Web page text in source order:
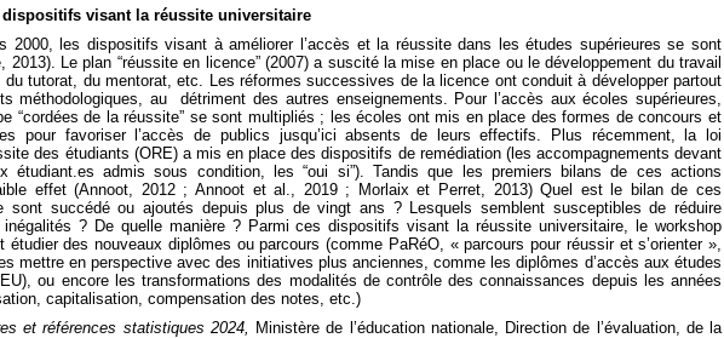
visant la réussite universitaire
2000, les dispositifs visant à améliorer l’accès et la réussite dans les études supérieures se sont
2013). Le plan “réussite en licence” (2007) a suscité la mise en place ou le développement du travail
du tutorat, du mentorat, etc. Les réformes successives de la licence ont conduit à développer partout
méthodologiques, au détriment des autres enseignements. Pour l’accès aux écoles supérieures,
“cordées de la réussite” se sont multipliés ; les écoles ont mis en place des formes de concours et
pour favoriser l’accès de publics jusqu’ici absents de leurs effectifs. Plus récemment, la loi
des étudiants (ORE) a mis en place des dispositifs de remédiation (les accompagnements devant
étudiant.es admis sous condition, les “oui si”). Tandis que les premiers bilans de ces actions
effet (Annoot, 2012 ; Annoot et al., 2019 ; Morlaix et Perret, 2013) Quel est le bilan de ces
sont succédé ou ajoutés depuis plus de vingt ans ? Lesquels semblent susceptibles de réduire
? De quelle manière ? Parmi ces dispositifs visant la réussite universitaire, le workshop
étudier des nouveaux diplômes ou parcours (comme PaRéO, « parcours pour réussir et s’orienter »,
mettre en perspective avec des initiatives plus anciennes, comme les diplômes d’accès aux études
ou encore les transformations des modalités de contrôle des connaissances depuis les années
capitalisation, compensation des notes, etc.)
et références statistiques 2024, Ministère de l’éducation nationale, Direction de l’évaluation, de la